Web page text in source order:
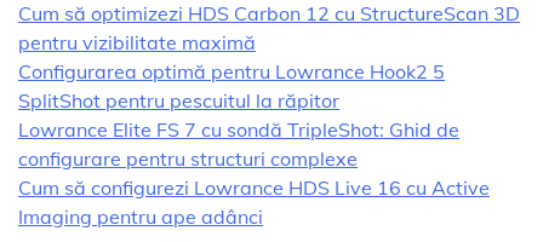
Cum să optimizezi HDS Carbon 12 cu StructureScan 3D
pentru vizibilitate maximă
Configurarea optimă pentru Lowrance Hook2 5
SplitShot pentru pescuitul la răpitor
Lowrance Elite FS 7 cu sondă TripleShot: Ghid de
configurare pentru structuri complexe
Cum să configurezi Lowrance HDS Live 16 cu Active
Imaging pentru ape adânci